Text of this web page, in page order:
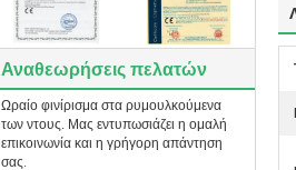
Αναθεωρήσεις πελατών
Ωραίο φινίρισμα στα ρυμουλκούμενα
των ντους. Μας εντυπωσιάζει η ομαλή
επικοινωνία και η γρήγορη απάντηση
σας.